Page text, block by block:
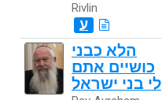
Rivlin
ע
הלא כבני
כושיים אתם
לי בני ישראל